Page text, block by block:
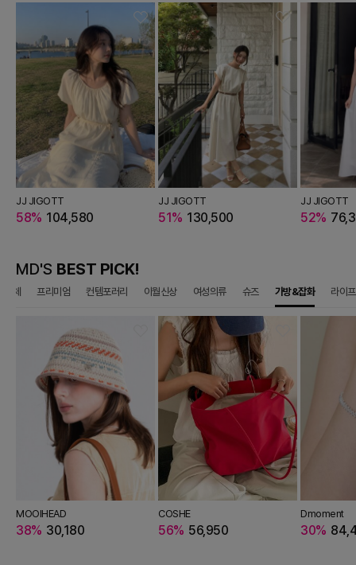
JJ JIGOTT
58% 104,580
JJ JIGOTT
51% 130,500
JJ JIGOTT
52%
MD'S BEST PICK!
전체 프리미엄 컨템포러리 이월신상 여성의류 슈즈 가방&잡화 라이프
955,800
IZZAT COLLECTION
443,880
IZZAT BABA
10%972,000
IZZAT BABA
10%628,200
JIGOTT
19%
81% 66%
COLLECTION
143,280
IZZAT COLLECTION
55%359,100
IZZAT BABA
64%157,680
Steparound
18%109,880
Le Studio
43%56,250
OYY
12%
95,225 58,410
MOOIHEAD
38% 30,180
COSHE
56% 56,950
Dmoment
30%